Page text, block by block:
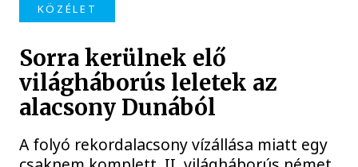
KÖZÉLET
Sorra kerülnek elő
világháborús leletek az
alacsony Dunából
A folyó rekordalacsony vízállása miatt egy